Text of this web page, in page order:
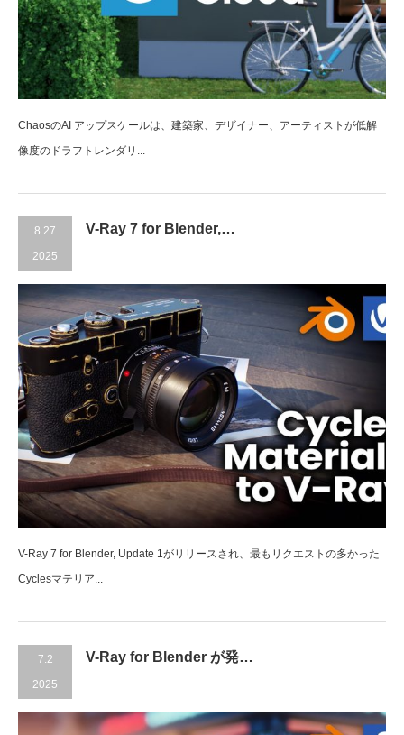
ChaosのAI アップスケールは、建築家、デザイナー、アーティストが低解
像度のドラフトレンダリ...
8.27
2025
V-Ray 7 for Blender,…
V-Ray 7 for Blender, Update 1がリリースされ、最もリクエストの多かった
Cyclesマテリア...
7.2
2025
V-Ray for Blender が発…